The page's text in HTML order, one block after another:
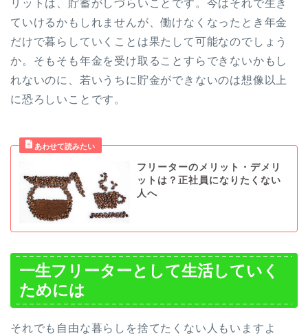
リットは、貯蓄がしづらいことです。今はそれで生き
ていけるかもしれませんが、働けなくなったとき年金
だけで暮らしていくことは果たして可能なのでしょう
か。そもそも年金を受け取ることすらできないかもし
れないのに、若いうちに貯金ができないのは想像以上
に恐ろしいことです。
フリーターのメリット・デメリ
ットは？正社員になりたくない
人へ
一生フリーターとして生活していく
ためには
それでも自由な暮らしを捨てたくない人もいますよ